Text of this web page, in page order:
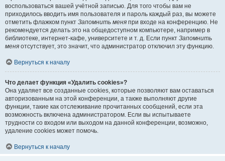
воспользоваться вашей учётной записью. Для того чтобы вам не
приходилось вводить имя пользователя и пароль каждый раз, вы можете
отметить флажком пункт Запомнить меня при входе на конференцию. Не
рекомендуется делать это на общедоступном компьютере, например в
библиотеке, интернет-кафе, университете и т. д. Если пункт Запомнить
меня отсутствует, это значит, что администратор отключил эту функцию.
Вернуться к началу
Что делает функция «Удалить cookies»?
Она удаляет все созданные cookies, которые позволяют вам оставаться
авторизованным на этой конференции, а также выполняют другие
функции, такие как отслеживание прочитанных сообщений, если эта
возможность включена администратором. Если вы испытываете
трудности со входом или выходом на данной конференции, возможно,
удаление cookies может помочь.
Вернуться к началу